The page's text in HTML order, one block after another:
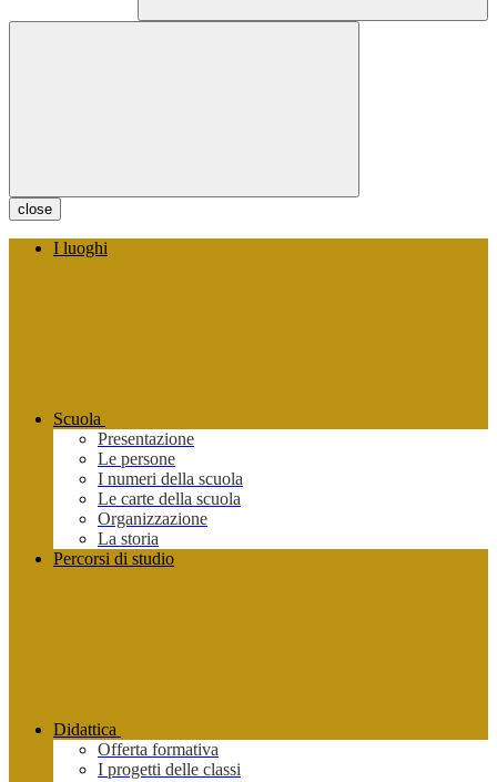
close
I luoghi
Scuola
Presentazione
Le persone
I numeri della scuola
Le carte della scuola
Organizzazione
La storia
Percorsi di studio
Didattica
Offerta formativa
I progetti delle classi